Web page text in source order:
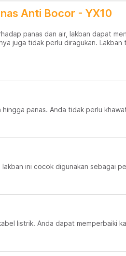
Anti Bocor - YX10
panas dan air, lakban dapat
juga tidak perlu diragukan. Lakban
panas. Anda tidak perlu
ini cocok digunakan sebagai
listrik. Anda dapat memperbaiki